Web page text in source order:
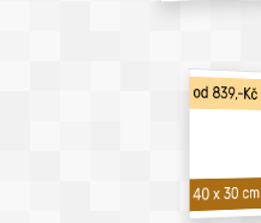
od 839,-Kč
40 x 30 cm